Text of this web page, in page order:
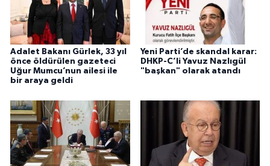
Adalet Bakanı Gürlek, 33 yıl
önce öldürülen gazeteci
Uğur Mumcu’nun ailesi ile
bir araya geldi
Yeni Parti’de skandal karar:
DHKP-C’li Yavuz Nazlıgül
"başkan" olarak atandı